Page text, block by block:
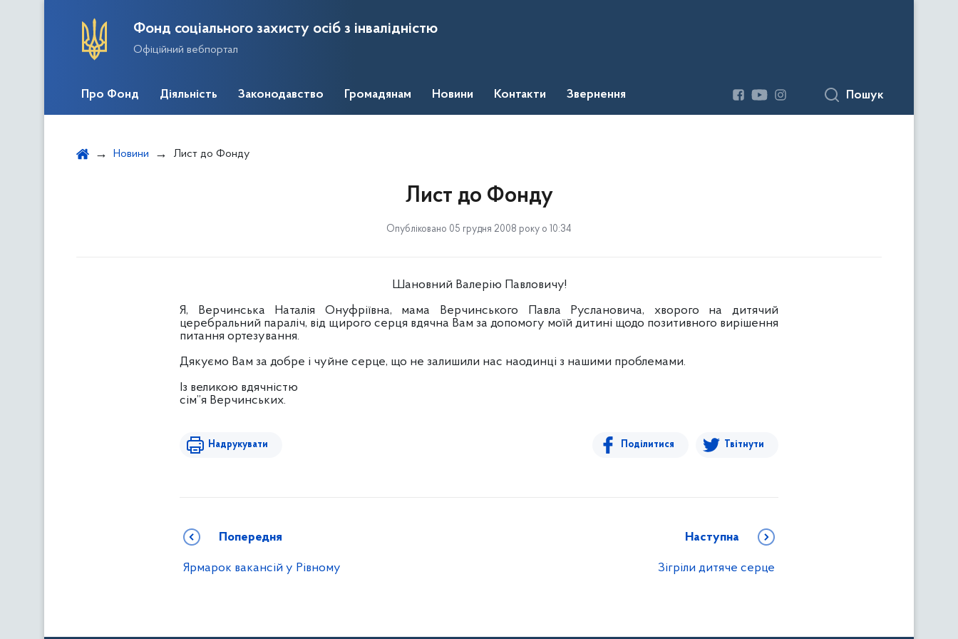
Фонд соціального захисту осіб з інвалідністю
Офіційний вебпортал
Про Фонд Діяльність Законодавство Громадянам Новини Контакти Звернення Пошук
Новини Лист до Фонду
Лист до Фонду
Опубліковано 05 грудня 2008 року о 10:34
Шановний Валерію Павловичу!
Я, Верчинська Наталія Онуфріївна, мама Верчинського Павла Руслановича, хворого на дитячий
церебральний параліч, від щирого серця вдячна Вам за допомогу моїй дитині щодо позитивного вирішення
питання ортезування.
Дякуємо Вам за добре і чуйне серце, що не залишили нас наодинці з нашими проблемами.
Із великою вдячністю
сім”я Верчинських.
Надрукувати Поділитися Твітнути
Попередня
Ярмарок вакансій у Рівному
Наступна
Зігріли дитяче серце